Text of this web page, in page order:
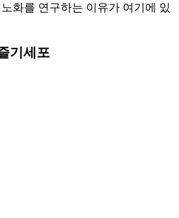
화를 연구하는 이유가 여기에 있
기세포